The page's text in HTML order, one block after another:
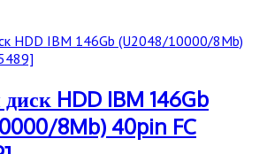
HDD IBM 146Gb
8Mb) 40pin FC